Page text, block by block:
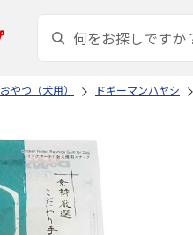
おやつ（犬用） ドギーマンハヤシ